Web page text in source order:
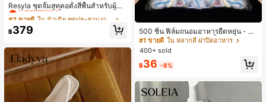
Resyla ชุดจั๊มสูทคอตั้งสีพื้นสำหรับผู้ห
ญิงและกระโปรงสั้นชายระบายลายจุด 2
ชิ้น
เกือบหมดแล้ว!
#2 ขายดี
เกือบหมดแล้ว!
#2 ขายดี
เกือบหมดแล้ว!
#2 ขายดี
เกือบหมดแล้ว!
฿379
500 ชิ้น ฟิล์มถนอมอาหารยืดหยุ่น - ฝา
ครอบจานใสยืดหยุ่น, ใช้ซ้ำได้, หลากห
ลายฟังก์ชัน, ไม่มีกลิ่น, ป้องกันฝุ่น เหมา
ะสำหรับบ้าน, ร้านอาหาร, ปิกนิก - เหม
าะกับขนาดจานทุกขนาด, สิ่งจำเป็นสำ
หรับปิกนิก | ฟิล์มบรรจุภัณฑ์ตกแต่ง | ฟิ
ล์มพลาสติกใช้ซ้ำได้, ฟิล์มพลาสติกอาห
าร, สิ่งจำเป็นในครัว
#1 ขายดี ใน หลากสี ฝาปิดอาหาร
400+ sold
฿36 -8%